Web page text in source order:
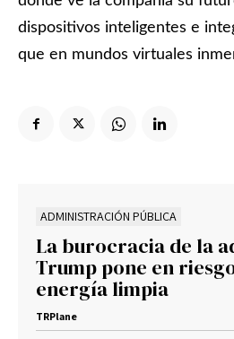
dispositivos inteligentes e
que en mundos virtuales
ADMINISTRACIÓN PÚBLICA
La burocracia de la
Trump pone en
energía limpia
TRPlane